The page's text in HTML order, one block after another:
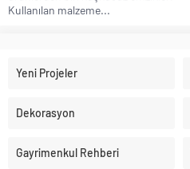
Kullanılan malzeme...
Yeni Projeler
Dekorasyon
Gayrimenkul Rehberi